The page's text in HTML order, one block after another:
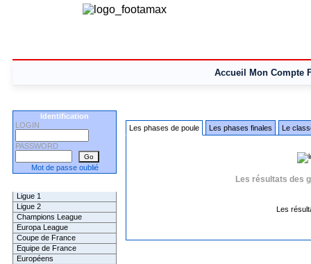
Accueil Mon Compte
Identification
LOGIN
PASSWORD
Mot de passe oublié
Ligue 1
Ligue 2
Champions League
Europa League
Coupe de France
Equipe de France
Européens
Les phases de poule Les phases finales Le
Les résultats des
Les